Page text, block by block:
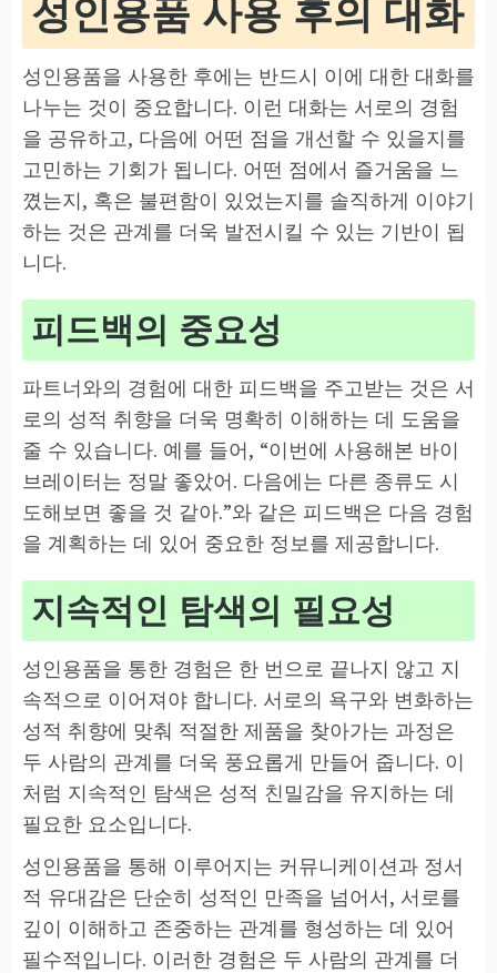
성인용품 사용 후의 대화
성인용품을 사용한 후에는 반드시 이에 대한 대화를
나누는 것이 중요합니다. 이런 대화는 서로의 경험
을 공유하고, 다음에 어떤 점을 개선할 수 있을지를
고민하는 기회가 됩니다. 어떤 점에서 즐거움을 느
꼈는지, 혹은 불편함이 있었는지를 솔직하게 이야기
하는 것은 관계를 더욱 발전시킬 수 있는 기반이 됩
니다.
피드백의 중요성
파트너와의 경험에 대한 피드백을 주고받는 것은 서
로의 성적 취향을 더욱 명확히 이해하는 데 도움을
줄 수 있습니다. 예를 들어, “이번에 사용해본 바이
브레이터는 정말 좋았어. 다음에는 다른 종류도 시
도해보면 좋을 것 같아.”와 같은 피드백은 다음 경험
을 계획하는 데 있어 중요한 정보를 제공합니다.
지속적인 탐색의 필요성
성인용품을 통한 경험은 한 번으로 끝나지 않고 지
속적으로 이어져야 합니다. 서로의 욕구와 변화하는
성적 취향에 맞춰 적절한 제품을 찾아가는 과정은
두 사람의 관계를 더욱 풍요롭게 만들어 줍니다. 이
처럼 지속적인 탐색은 성적 친밀감을 유지하는 데
필요한 요소입니다.
성인용품을 통해 이루어지는 커뮤니케이션과 정서
적 유대감은 단순히 성적인 만족을 넘어서, 서로를
깊이 이해하고 존중하는 관계를 형성하는 데 있어
필수적입니다. 이러한 경험은 두 사람의 관계를 더